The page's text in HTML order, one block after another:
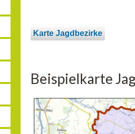
Karte Jagdbezirke
Beispielkarte